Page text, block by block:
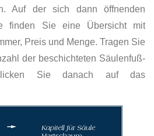
Auf der sich dann öffnenden
finden Sie eine Übersicht mit
Preis und Menge. Tragen Sie
der beschichteten Säulenfuß-
Sie danach auf das